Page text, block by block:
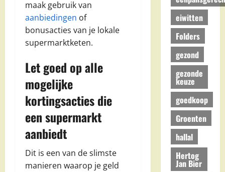
maak gebruik van
aanbiedingen of
bonusacties van je lokale
supermarktketen.
Let goed op alle
mogelijke
kortingsacties die
een supermarkt
aanbiedt
Dit is een van de slimste
manieren waarop je geld
eiwitten
Folders
gezond
gezonde
keuze
goedkoop
Groenten
hallal
Hertog
Jan Bier